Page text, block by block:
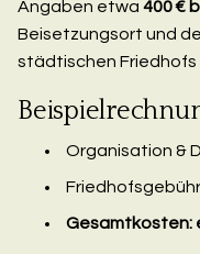
Angaben etwa 400 €
Beisetzungsort und
städtischen Friedhofs
Organisation &
Gesamtkosten: